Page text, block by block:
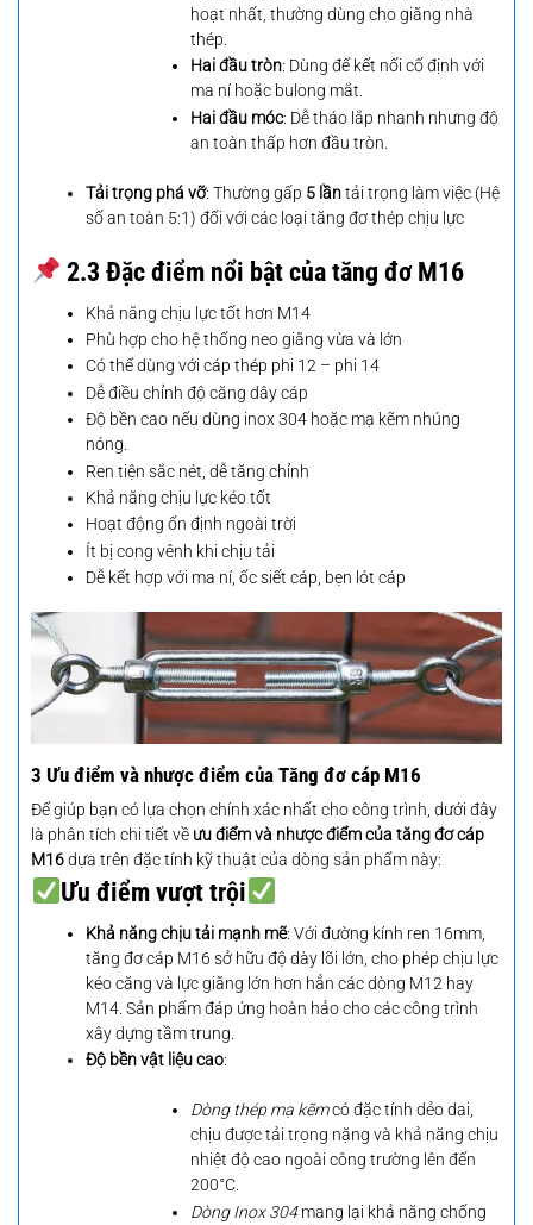
hoạt nhất, thường dùng cho giằng nhà
thép.
Hai đầu tròn: Dùng để kết nối cố định với
ma ní hoặc bulong mắt.
Hai đầu móc: Dễ tháo lắp nhanh nhưng độ
an toàn thấp hơn đầu tròn.
Tải trọng phá vỡ: Thường gấp 5 lầntải trọng làm việc (Hệ
số an toàn 5:1) đối với các loại tăng đơ thép chịu lực
2.3 Đặc điểm nổi bật của tăng đơ M16
Khả năng chịu lực tốt hơn M14
Phù hợp cho hệ thống neo giằng vừa và lớn
Có thể dùng với cáp thép phi 12 – phi 14
Dễ điều chỉnh độ căng dây cáp
Độ bền cao nếu dùng inox 304 hoặc mạ kẽm nhúng
nóng.
Ren tiện sắc nét, dễ tăng chỉnh
Khả năng chịu lực kéo tốt
Hoạt động ổn định ngoài trời
Ít bị cong vênh khi chịu tải
Dễ kết hợp với ma ní, ốc siết cáp, bẹn lót cáp
3 Ưu điểm và nhược điểm của Tăng đơ cáp M16
Để giúp bạn có lựa chọn chính xác nhất cho công trình, dưới đây
là phân tích chi tiết về ưu điểm và nhược điểm của tăng đơ cáp
M16dựa trên đặc tính kỹ thuật của dòng sản phẩm này:
Ưu điểm vượt trội
Khả năng chịu tải mạnh mẽ: Với đường kính ren 16mm,
tăng đơ cáp M16 sở hữu độ dày lõi lớn, cho phép chịu lực
kéo căng và lực giằng lớn hơn hẳn các dòng M12 hay
M14. Sản phẩm đáp ứng hoàn hảo cho các công trình
xây dựng tầm trung.
Độ bền vật liệu cao:
Dòng thép mạ kẽmcó đặc tính dẻo dai,
chịu được tải trọng nặng và khả năng chịu
nhiệt độ cao ngoài công trường lên đến
200°C.
Dòng Inox 304mang lại khả năng chống